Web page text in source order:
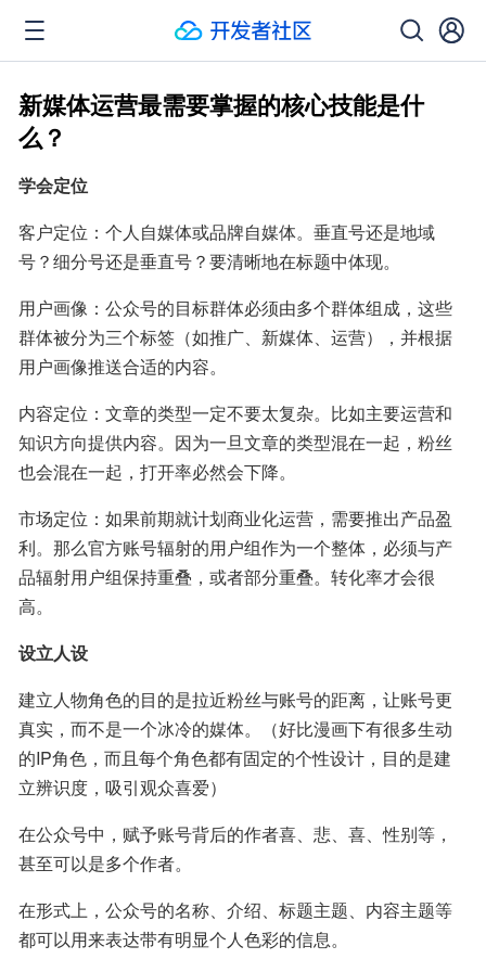
新媒体运营最需要掌握的核心技能是什
么？
学会定位
客户定位：个人自媒体或品牌自媒体。垂直号还是地域
号？细分号还是垂直号？要清晰地在标题中体现。
用户画像：公众号的目标群体必须由多个群体组成，这些
群体被分为三个标签（如推广、新媒体、运营），并根据
用户画像推送合适的内容。
内容定位：文章的类型一定不要太复杂。比如主要运营和
知识方向提供内容。因为一旦文章的类型混在一起，粉丝
也会混在一起，打开率必然会下降。
市场定位：如果前期就计划商业化运营，需要推出产品盈
利。那么官方账号辐射的用户组作为一个整体，必须与产
品辐射用户组保持重叠，或者部分重叠。转化率才会很
高。
设立人设
建立人物角色的目的是拉近粉丝与账号的距离，让账号更
真实，而不是一个冰冷的媒体。（好比漫画下有很多生动
的IP角色，而且每个角色都有固定的个性设计，目的是建
立辨识度，吸引观众喜爱）
在公众号中，赋予账号背后的作者喜、悲、喜、性别等，
甚至可以是多个作者。
在形式上，公众号的名称、介绍、标题主题、内容主题等
都可以用来表达带有明显个人色彩的信息。